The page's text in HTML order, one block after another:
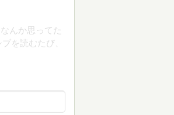
んか思ってた
を読むたび、